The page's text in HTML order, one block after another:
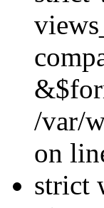
/var/
on
strict